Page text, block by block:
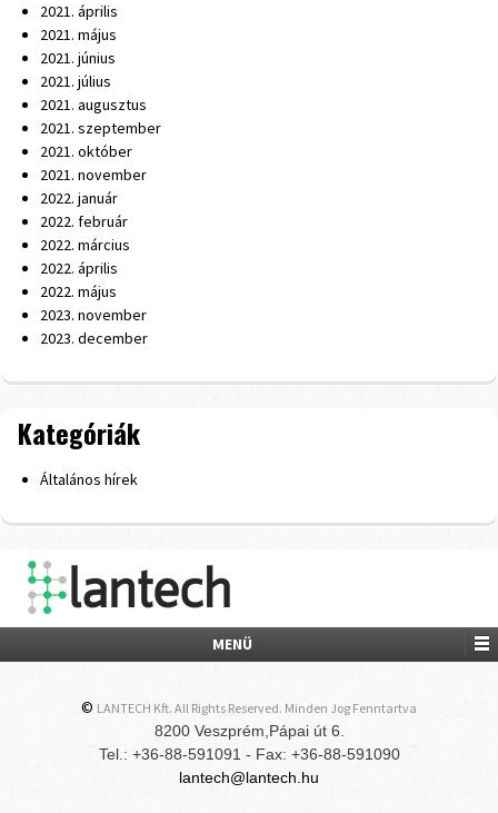
2021. április
2021. május
2021. június
2021. július
2021. augusztus
2021. szeptember
2021. október
2021. november
2022. január
2022. február
2022. március
2022. április
2022. május
2023. november
2023. december
Kategóriák
Általános hírek
MENÜ
© LANTECH Kft. All Rights Reserved. Minden Jog Fenntartva
8200 Veszprém,Pápai út 6.
Tel.: +36-88-591091 - Fax: +36-88-591090
lantech@lantech.hu